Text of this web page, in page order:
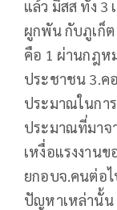
แล้ว มีสส ทั้ง 3
ผูกพัน กับภูเก็
คือ 1 ผ่านกฎห
ประชาชน 3.ค
ประมาณในกา
ประมาณที่มาจ
เหงื่อแรงงาน
ยกอบจ.คนต่อ
ปัญหาเหล่านั้น